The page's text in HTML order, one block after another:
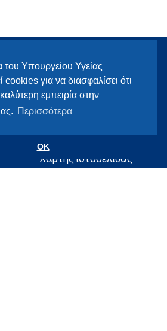
του Υπουργείου Υγείας
cookies για να διασφαλίσει ότι
εμπειρία στην
Περισσότερα
OK
Υγεία
Χάρτης ιστοσελίδας